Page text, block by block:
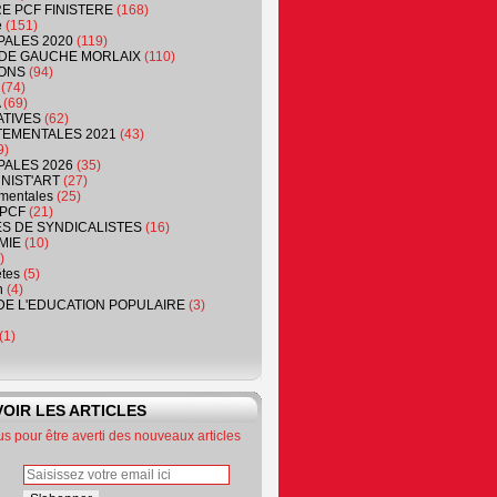
PCF FINISTERE (168)
(151)
2020 (119)
GAUCHE MORLAIX (110)
(94)
(69)
(62)
2021 (43)
2026 (35)
(27)
(25)
(21)
DE SYNDICALISTES (16)
(10)
(5)
(4)
L'EDUCATION POPULAIRE (3)
LES ARTICLES
pour être averti des nouveaux articles